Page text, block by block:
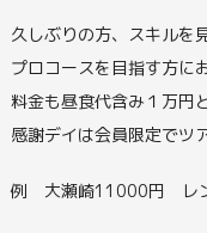
久しぶりの方、スキルを
プロコースを目指す方に
料金も昼食代含み１万円
感謝デイは会員限定でツ
例 大瀬崎11000円 レン